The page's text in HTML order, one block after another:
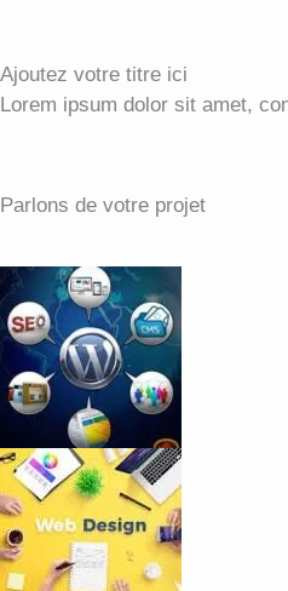
Ajoutez votre titre ici
Lorem ipsum dolor sit amet,
Parlons de votre projet